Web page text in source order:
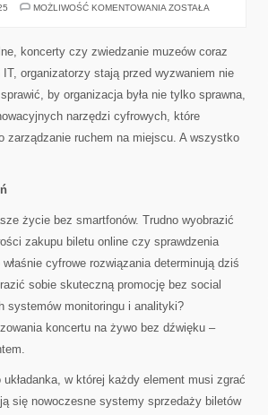
MOŻLIWOŚĆ KOMENTOWANIA MEBLE
JAK
IDEALNE
DOMU?
ZOSTAŁA
koncerty czy zwiedzanie muzeów coraz
organizatorzy stają przed wyzwaniem nie
by organizacja była nie tylko sprawna,
narzędzi cyfrowych, które
zarządzanie ruchem na miejscu. A wszystko
życie bez smartfonów. Trudno wyobrazić
zakupu biletu online czy sprawdzenia
cyfrowe rozwiązania determinują dziś
sobie skuteczną promocję bez social
systemów monitoringu i analityki?
koncertu na żywo bez dźwięku –
w której każdy element musi zgrać
się nowoczesne systemy sprzedaży biletów